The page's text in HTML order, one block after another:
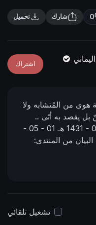
0 شارك تحميل
اشتراك
هوى من المُتشابه ولا
بل يقصد به أتَى ..
01 - 05 -
من المنتدى:
تشغيل تلقائي